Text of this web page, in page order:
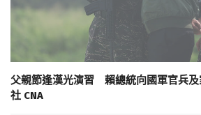
父親節逢漢光演習 賴總統向國軍官兵
社 CNA